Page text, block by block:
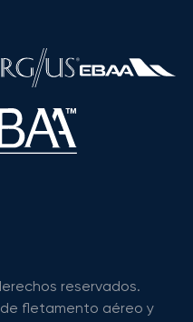
reservados.
fletamento aéreo y